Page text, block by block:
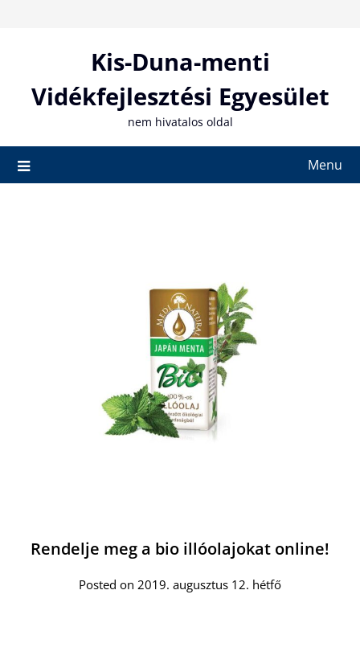
Kis-Duna-menti
Vidékfejlesztési Egyesület
nem hivatalos oldal
Menu
Rendelje meg a bio illóolajokat online!
Posted on 2019. augusztus 12. hétfő